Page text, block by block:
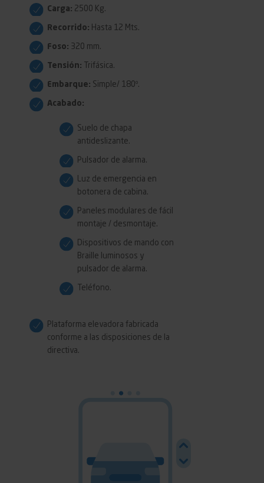
Carga: 2500 Kg.
Recorrido: Hasta 12 Mts.
Foso: 320 mm.
Tensión: Trifásica.
Embarque: Simple/ 180º.
Acabado:
Suelo de chapa
antideslizante.
Pulsador de alarma.
Luz de emergencia en
botonera de cabina.
Paneles modulares de fácil
montaje / desmontaje.
Dispositivos de mando con
Braille luminosos y
pulsador de alarma.
Teléfono.
Plataforma elevadora fabricada
conforme a las disposiciones de la
directiva.